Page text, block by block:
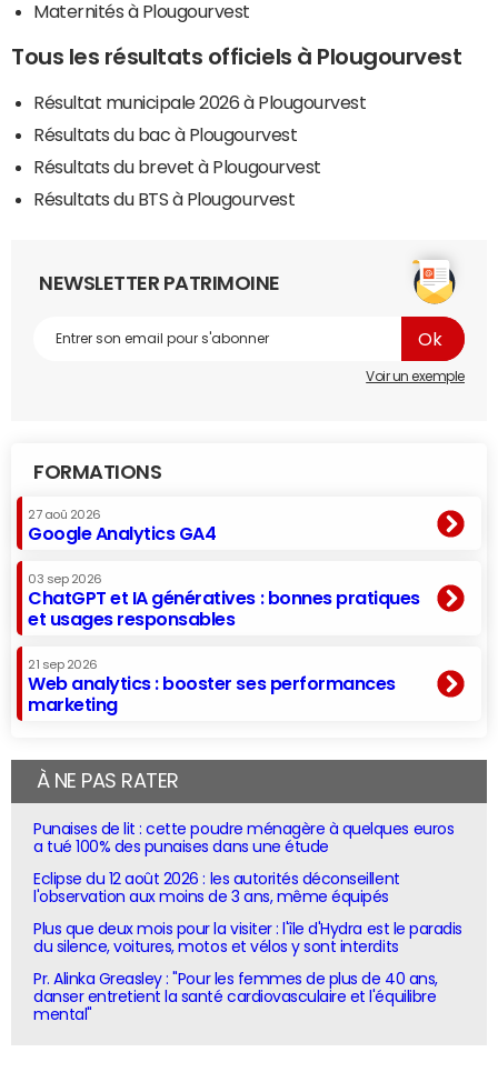
Maternités à Plougourvest
Tous les résultats officiels à Plougourvest
Résultat municipale 2026 à Plougourvest
Résultats du bac à Plougourvest
Résultats du brevet à Plougourvest
Résultats du BTS à Plougourvest
NEWSLETTER PATRIMOINE
Voir un exemple
FORMATIONS
27 aoû 2026
Google Analytics GA4
03 sep 2026
ChatGPT et IA génératives : bonnes pratiques
et usages responsables
21 sep 2026
Web analytics : booster ses performances
marketing
À NE PAS RATER
Punaises de lit : cette poudre ménagère à quelques euros
a tué 100% des punaises dans une étude
Eclipse du 12 août 2026 : les autorités déconseillent
l'observation aux moins de 3 ans, même équipés
Plus que deux mois pour la visiter : l'île d'Hydra est le paradis
du silence, voitures, motos et vélos y sont interdits
Pr. Alinka Greasley : "Pour les femmes de plus de 40 ans,
danser entretient la santé cardiovasculaire et l'équilibre
mental"